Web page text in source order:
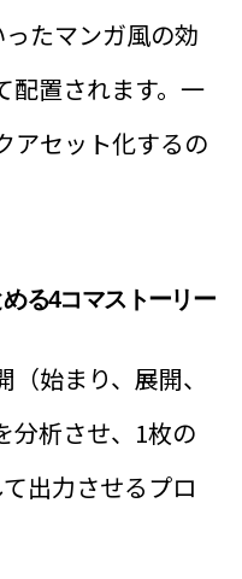
たマンガ風の効
配置されます。一
アセット化するの
る4コマストーリー
始まり、展開、
分析させ、1枚の
出力させるプロ